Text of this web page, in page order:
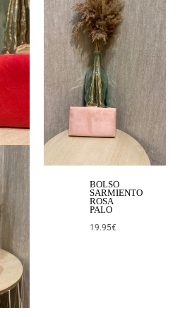
BOLSO
SARMIENTO
ROSA
PALO
19.95€